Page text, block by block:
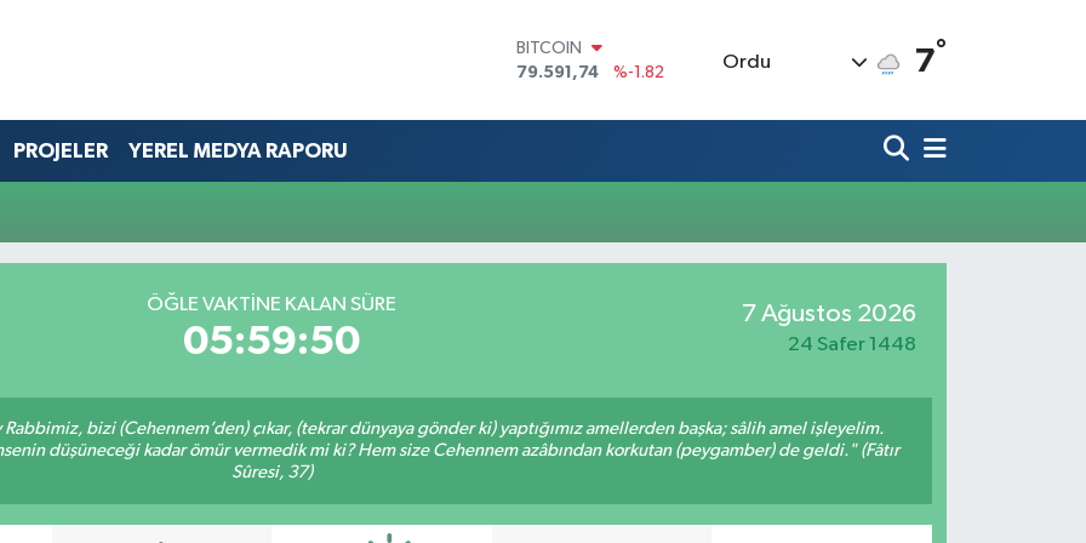
BITCOIN
79.591,74
%-1.82
45,43620
%0.02
G.ALTIN
6862,09000
%0.19
Ordu 7°
PROJELER YEREL MEDYA RAPORU
ÖĞLE VAKTİNE KALAN SÜRE
05:59:50
7 Ağustos 2026
24 Safer 1448
bizi (Cehennem’den) çıkar, (tekrar dünyaya gönder ki) yaptığımız amellerden başka; sâlih amel işleyelim.
düşüneceği kadar ömür vermedik mi ki? Hem size Cehennem azâbından korkutan (peygamber) de geldi." (Fâtır
Sûresi, 37)